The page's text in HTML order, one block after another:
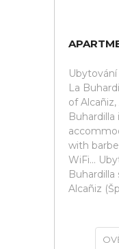
La
of
Buhardilla
with
WiFi...
Alcañiz